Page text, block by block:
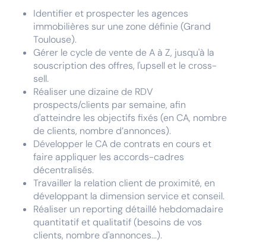
Identifier et prospecter les agences
immobilières sur une zone définie (Grand
Toulouse).
Gérer le cycle de vente de A à Z, jusqu'à la
souscription des offres, l'upsell et le cross-
sell.
Réaliser une dizaine de RDV
prospects/clients par semaine, afin
d'atteindre les objectifs fixés (en CA, nombre
de clients, nombre d’annonces).
Développer le CA de contrats en cours et
faire appliquer les accords-cadres
décentralisés.
Travailler la relation client de proximité, en
développant la dimension service et conseil.
Réaliser un reporting détaillé hebdomadaire
quantitatif et qualitatif (besoins de vos
clients, nombre d'annonces...).